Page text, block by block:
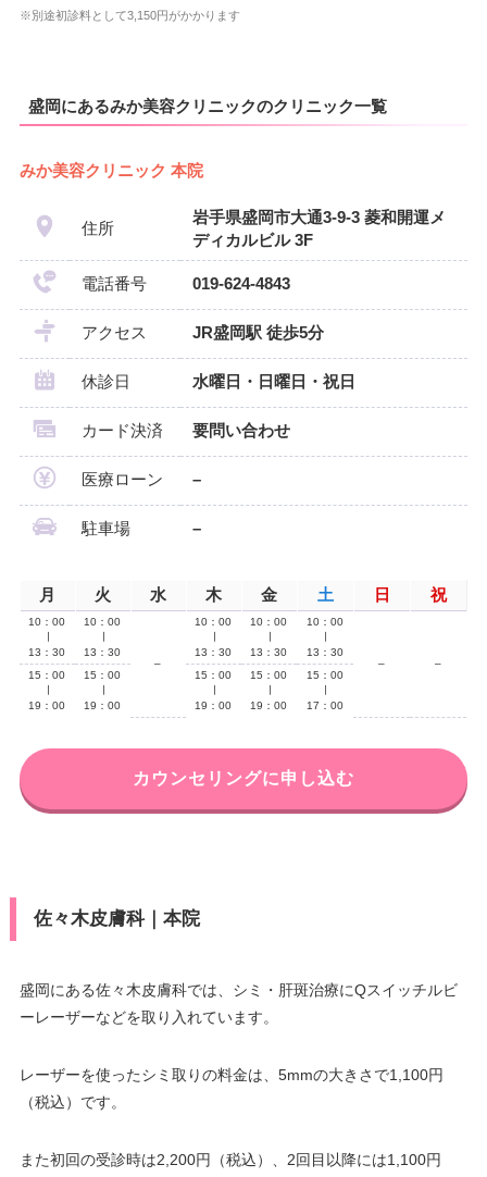
※別途初診料として3,150円がかかります
盛岡にあるみか美容クリニックのクリニック一覧
みか美容クリニック 本院
住所
岩手県盛岡市大通3-9‐3 菱和開運メ
ディカルビル 3F
電話番号 019-624-4843
アクセス JR盛岡駅 徒歩5分
休診日 水曜日・日曜日・祝日
カード決済 要問い合わせ
医療ローン –
駐車場 –
月 火 水 木 金 土 日 祝
10：00
13：30
10：00
13：30
–
10：00
13：30
10：00
13：30
10：00
13：30
–
–
15：00
19：00
15：00
19：00
15：00
19：00
15：00
19：00
15：00
17：00
カウンセリングに申し込む
佐々木皮膚科｜本院
盛岡にある佐々木皮膚科では、シミ・肝斑治療にQスイッチルビ
ーレーザーなどを取り入れています。
レーザーを使ったシミ取りの料金は、5mmの大きさで1,100円
（税込）です。
また初回の受診時は2,200円（税込）、2回目以降には1,100円